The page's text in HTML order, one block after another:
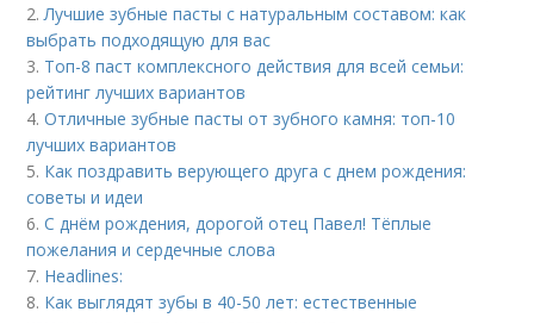
2. Лучшие зубные пасты с натуральным составом: как
выбрать подходящую для вас
3. Топ-8 паст комплексного действия для всей семьи:
рейтинг лучших вариантов
4.Отличные зубные пасты от зубного камня: топ-10
лучших вариантов
5. Как поздравить верующего друга с днем рождения:
советы и идеи
6.С днём рождения, дорогой отец Павел! Тёплые
пожелания и сердечные слова
7. Headlines:
8. Как выглядят зубы в 40-50 лет: естественные